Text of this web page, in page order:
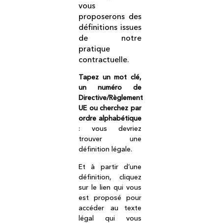
vous
proposerons des
définitions issues
de notre
pratique
contractuelle.
Tapez un mot clé,
un numéro de
Directive/Règlement
UE ou cherchez par
ordre alphabétique
: vous devriez
trouver une
définition légale.
Et à partir d’une
définition, cliquez
sur le lien qui vous
est proposé pour
accéder au texte
légal qui vous